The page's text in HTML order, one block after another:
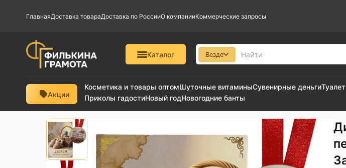
ГлавнаяДоставка товараДоставка по РоссииО компанииКоммерческие запросы
Каталог Везде
Акции
Косметика и товары оптомШуточные витаминыСувенирные деньги
Приколы гадостиНовый годНовогодние банты